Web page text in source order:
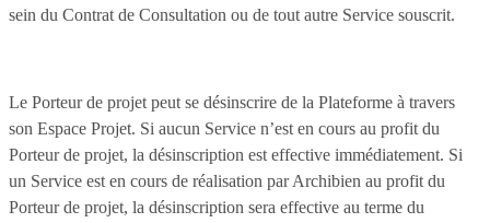
sein du Contrat de Consultation ou de tout autre Service souscrit.
Le Porteur de projet peut se désinscrire de la Plateforme à travers
son Espace Projet. Si aucun Service n’est en cours au profit du
Porteur de projet, la désinscription est effective immédiatement. Si
un Service est en cours de réalisation par Archibien au profit du
Porteur de projet, la désinscription sera effective au terme du